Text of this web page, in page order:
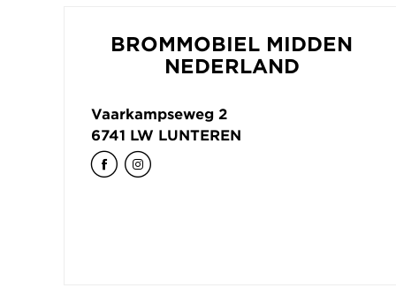
BROMMOBIEL MIDDEN
NEDERLAND
Vaarkampseweg 2
6741 LW LUNTEREN